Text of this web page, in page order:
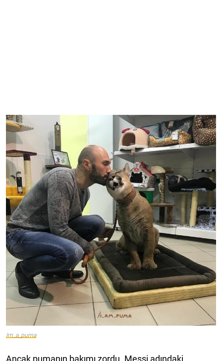
Im_a_puma
Ancak pumanın bakımı zordu. Messi adındaki